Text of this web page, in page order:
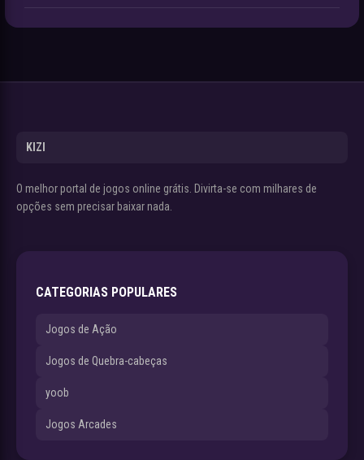
KIZI
O melhor portal de jogos online grátis. Divirta-se com milhares de
opções sem precisar baixar nada.
CATEGORIAS POPULARES
Jogos de Ação
Jogos de Quebra-cabeças
yoob
Jogos Arcades